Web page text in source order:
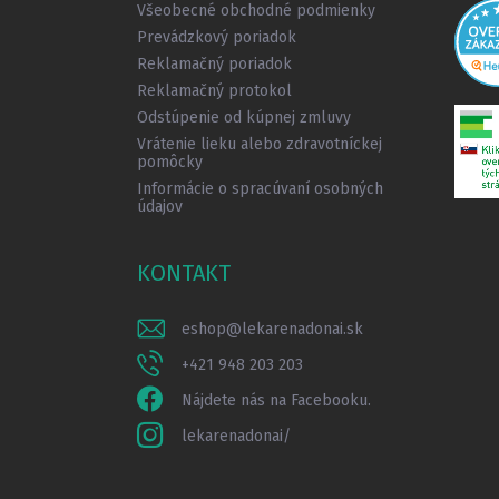
Všeobecné obchodné podmienky
Prevádzkový poriadok
Reklamačný poriadok
Reklamačný protokol
Odstúpenie od kúpnej zmluvy
Vrátenie lieku alebo zdravotníckej
pomôcky
Informácie o spracúvaní osobných
údajov
KONTAKT
eshop@lekarenadonai.sk
+421 948 203 203
Nájdete nás na Facebooku.
lekarenadonai/